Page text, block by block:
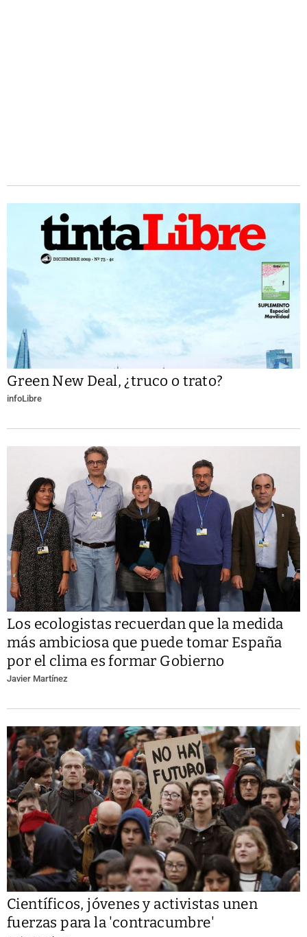
Green New Deal, ¿truco o trato?
infoLibre
Los ecologistas recuerdan que la medida
más ambiciosa que puede tomar España
por el clima es formar Gobierno
Javier Martínez
Científicos, jóvenes y activistas unen
fuerzas para la 'contracumbre'